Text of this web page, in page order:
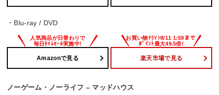
・Blu-ray / DVD
Amazonで見る 楽天市場で見る
ノーゲーム・ノーライフ – マッドハウス